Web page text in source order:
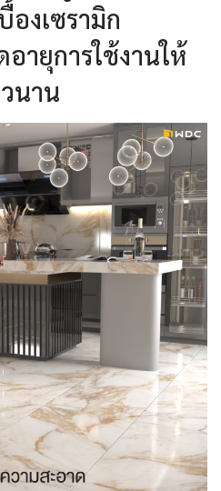
องเซรามิก
ายุการใช้งานให้
นาน